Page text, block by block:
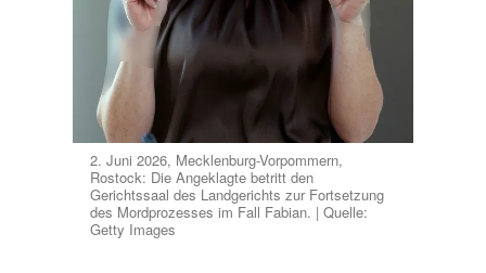
2. Juni 2026, Mecklenburg-Vorpommern,
Rostock: Die Angeklagte betritt den
Gerichtssaal des Landgerichts zur Fortsetzung
des Mordprozesses im Fall Fabian. | Quelle:
Getty Images